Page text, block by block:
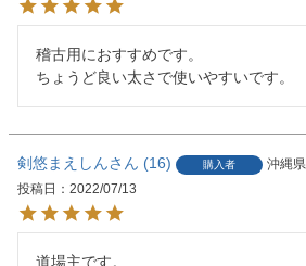
稽古用におすすめです。
ちょうど良い太さで使いやすいです。
剣悠まえしん 16 購入者 沖縄県
投稿日
2022/07/13
道場主です。